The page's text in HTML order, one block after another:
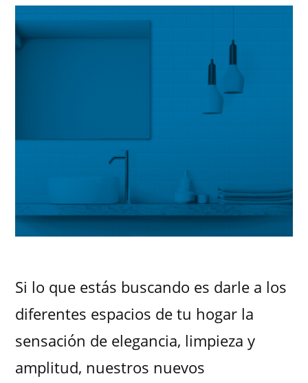
Si lo que estás buscando es darle a los
diferentes espacios de tu hogar la
sensación de elegancia, limpieza y
amplitud, nuestros nuevos